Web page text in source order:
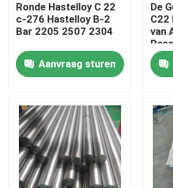
Contacteer ons
Inconel 600 Materiaal
Inconel 625 Materiaal
Incoloy 800-materiaal
Inconel 718 Materiaal
Ronde Hastelloy C 22
c-276 Hastelloy B-2
Bar 2205 2507 2304
Aanvraag sturen
De
C22
van